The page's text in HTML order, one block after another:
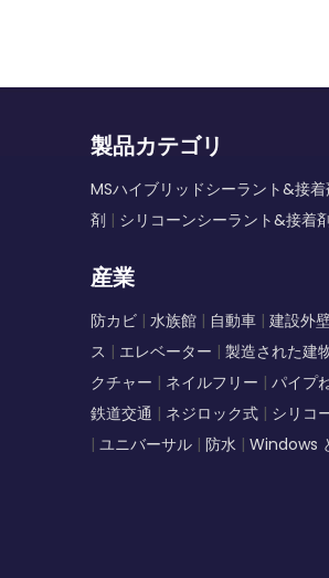
製品カテゴリ
MSハイブリッドシーラント&接着
剤 | シリコーンシーラント&接着
産業
防カビ | 水族館 | 自動車 | 建設外
ス | エレベーター | 製造された建
クチャー | ネイルフリー | パイプ
鉄道交通 | ネジロック式 | シリコ
| ユニバーサル | 防水 | Windows